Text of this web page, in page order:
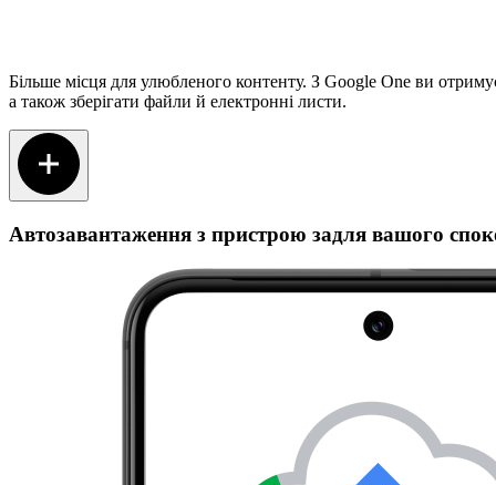
Більше місця для улюбленого контенту. З Google One ви
а також зберігати файли й електронні листи.
Автозавантаження з пристрою задля вашого